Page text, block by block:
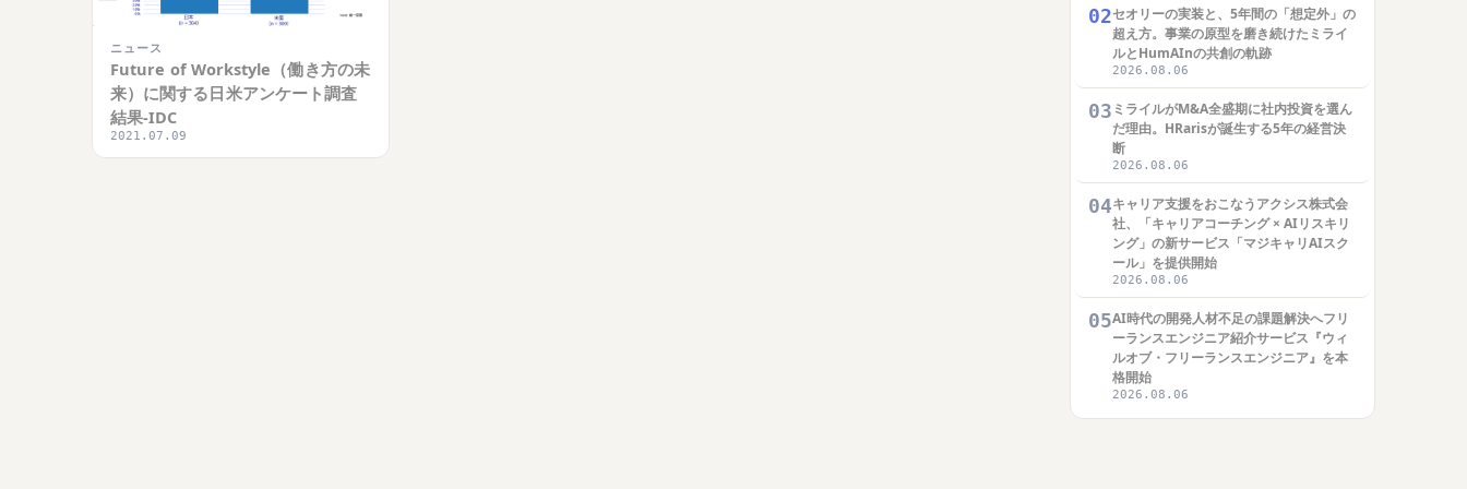
ニュース
Future of Workstyle（働き方の未
来）に関する日米アンケート調査
結果-IDC
2021.07.09
02セオリーの実装と、5年間の「想定外」の
超え方。事業の原型を磨き続けたミライ
ルとHumAInの共創の軌跡
2026.08.06
03 ミライルがM&A全盛期に社内投資を選ん
だ理由。HRarisが誕生する5年の経営決
断
2026.08.06
04キャリア支援をおこなうアクシス株式会
社、「キャリアコーチング × AIリスキリ
ング」の新サービス「マジキャリAIスク
ール」を提供開始
2026.08.06
05AI時代の開発人材不足の課題解決へフリ
ーランスエンジニア紹介サービス『ウィ
ルオブ・フリーランスエンジニア』を本
格開始
2026.08.06